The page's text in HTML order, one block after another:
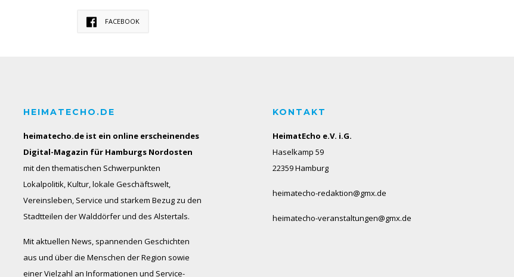
FACEBOOK
HEIMATECHO.DE
heimatecho.de ist ein online erscheinendes
Digital-Magazin für Hamburgs Nordosten
mit den thematischen Schwerpunkten
Lokalpolitik, Kultur, lokale Geschäftswelt,
Vereinsleben, Service und starkem Bezug zu den
Stadtteilen der Walddörfer und des Alstertals.
Mit aktuellen News, spannenden Geschichten
aus und über die Menschen der Region sowie
einer Vielzahl an Informationen und Service-
KONTAKT
HeimatEcho e.V. i.G.
Haselkamp 59
22359 Hamburg
heimatecho-redaktion@gmx.de
heimatecho-veranstaltungen@gmx.de